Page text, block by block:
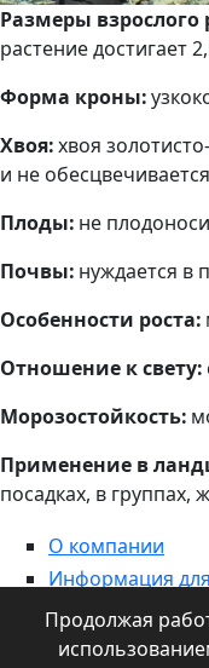
Размеры взрослого
растение достигает
Форма кроны:
Хвоя:хвоя
и не
Плоды: не
Почвы: нуждается в
Особенности роста:
Отношение к свету:
Морозостойкость:
Применение в
посадках, в группах,
О компании
Информация
Контакты
Статьи
Продолжая